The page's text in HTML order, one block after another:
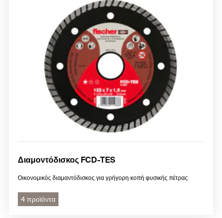
Διαμοντόδισκος FCD-TES
Οικονομικός διαμαντόδισκος για γρήγορη κοπή φυσικής πέτρας
4 προϊόντα